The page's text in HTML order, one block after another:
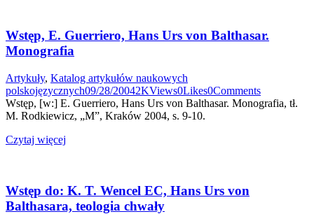
Wstęp, E. Guerriero, Hans Urs von Balthasar.
Monografia
Artykuły, Katalog artykułów naukowych
polskojęzycznych09/28/20042KViews0Likes0Comments
Wstęp, [w:] E. Guerriero, Hans Urs von Balthasar. Monografia, tł.
M. Rodkiewicz, „M”, Kraków 2004, s. 9-10.
Czytaj więcej
Wstęp do: K. T. Wencel EC, Hans Urs von
Balthasara, teologia chwały